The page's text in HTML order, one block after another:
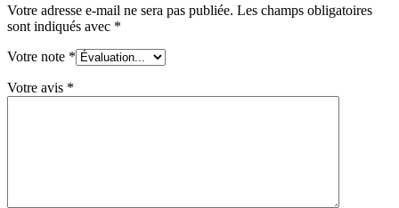
Votre adresse e-mail ne sera pas publiée. Les champs obligatoires
sont indiqués avec *
Votre note *
Votre avis *